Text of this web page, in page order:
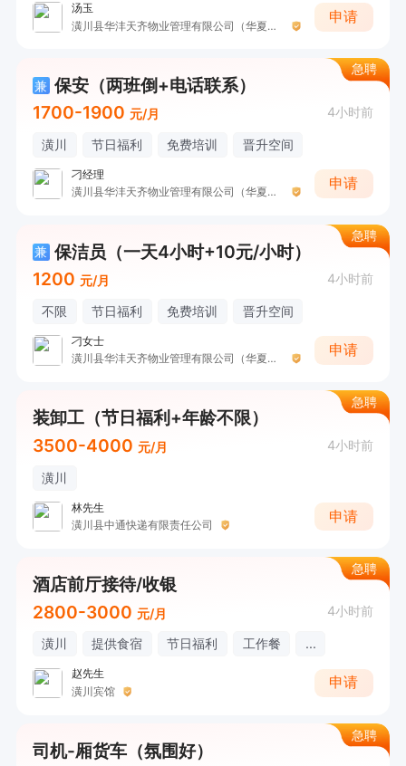
汤玉
潢川县华沣天齐物业管理有限公司（华夏花城物业）
申请
急聘
兼 保安（两班倒+电话联系）
1700-1900 元/月 4小时前
潢川 节日福利 免费培训 晋升空间
刁经理
潢川县华沣天齐物业管理有限公司（华夏花城物业）
申请
急聘
兼 保洁员（一天4小时+10元/小时）
1200 元/月 4小时前
不限 节日福利 免费培训 晋升空间
刁女士
潢川县华沣天齐物业管理有限公司（华夏花城物业）
申请
急聘
装卸工（节日福利+年龄不限）
3500-4000 元/月 4小时前
潢川
林先生
潢川县中通快递有限责任公司
申请
急聘
酒店前厅接待/收银
2800-3000 元/月 4小时前
潢川 提供食宿 节日福利 工作餐 ...
赵先生
潢川宾馆
申请
急聘
司机-厢货车（氛围好）